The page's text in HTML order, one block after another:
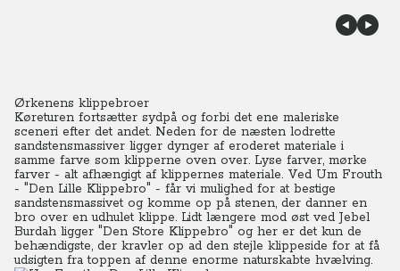
Ørkenens klippebroer
Køreturen fortsætter sydpå og forbi det ene maleriske
sceneri efter det andet. Neden for de næsten lodrette
sandstensmassiver ligger dynger af eroderet materiale i
samme farve som klipperne oven over. Lyse farver, mørke
farver - alt afhængigt af klippernes materiale. Ved Um Frouth
- "Den Lille Klippebro" - får vi mulighed for at bestige
sandstensmassivet og komme op på stenen, der danner en
bro over en udhulet klippe. Lidt længere mod øst ved Jebel
Burdah ligger "Den Store Klippebro" og her er det kun de
behændigste, der kravler op ad den stejle klippeside for at få
udsigten fra toppen af denne enorme naturskabte hvælving.